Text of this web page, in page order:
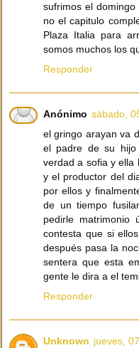
sufrimos el
no el capitulo
Plaza Italia para
somos muchos los
Responder
Anónimo sábado,
el gringo arayan va
el padre de su
verdad a sofia y ella
y el productor del
por ellos y
de un tiempo
pedirle matrimonio
contesta que si
después pasa la
sentera que esta
gente le dira a el
Responder
Unknown jueves,